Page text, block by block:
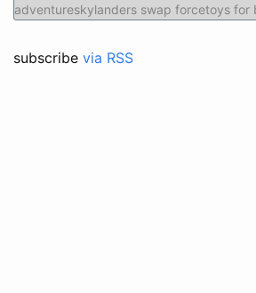
adventureskylanders swap forcetoys for
subscribe via RSS